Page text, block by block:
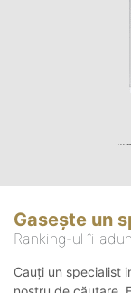
Gasește un
Ranking-ul îi
Cauți un specialist